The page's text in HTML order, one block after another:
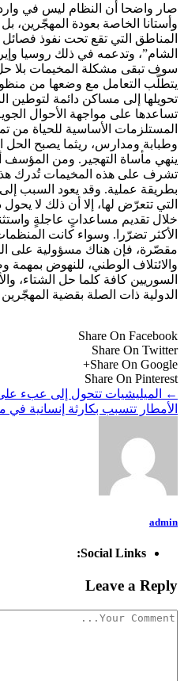
صار واضحا أن النظام ليس في
وأستانا الخاصة بعودة
المناطق التي تقع تحت نفوذ
الشام”، وتدعمه في ذلك روسيا
سوف تبقى مشكلة المخيمات بلا
يتطلّب التعامل مع وضعها من
تحويلها إلى مساكن دائمة لتوطين
تساعدها على مواجهة الأحوال
المستلزمات الأساسية للحياة من
وطبابة ومدارس، ريثما يصبح
ينهي مأساة التهجير. ومن المؤسف
تشرف على هذه المخيمات تُدرك هذه
بطريقة عملية. وقد يعود السبب
التي تتعرّض لها، إلا أن ذلك لا
خلال تقديم مساعداتٍ عاجلةٍ
الأكثر تضرّرا. وسواء كانت
مقصّرة، فإن هناك مسؤولية على
والائتلاف الوطني، للنهوض بمهمة
السوريين كافة كلما حل الشتاء،
الدولية ذات الصلة بقضية
Share On Facebook
Share On Twitter
Share On Google+
Share On Pinterest
←
الميليشيات تتحول إلى عبء
الأمطار تتسبب بكارثة إنسانية
admin
Social Links:
Leave a Reply